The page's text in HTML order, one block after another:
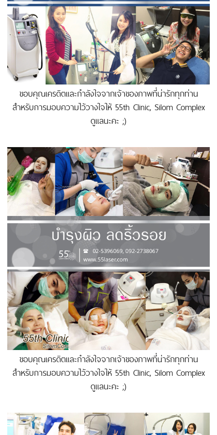
ขอบคุณเครดิตและกำลังใจจากเจ้าของภาพที่น่ารักทุกท่าน
สำหรับการมอบความไว้วางใจให้ 55th Clinic, Silom Complex
ดูแลนะคะ ;)
ขอบคุณเครดิตและกำลังใจจากเจ้าของภาพที่น่ารักทุกท่าน
สำหรับการมอบความไว้วางใจให้ 55th Clinic, Silom Complex
ดูแลนะคะ ;)